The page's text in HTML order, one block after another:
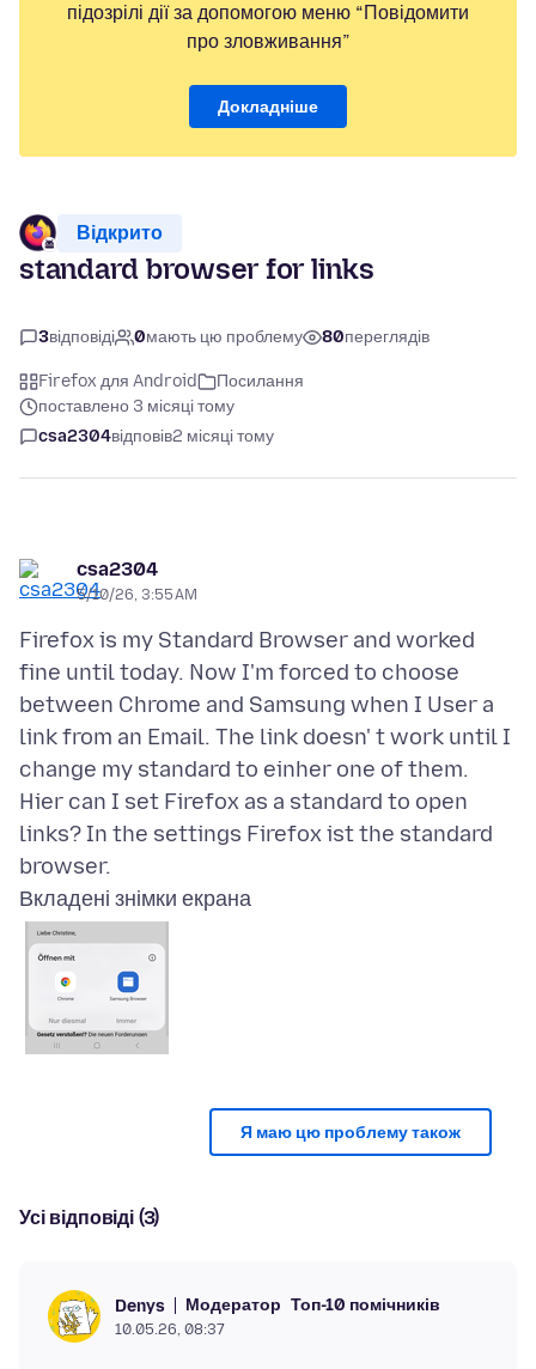
підозрілі дії за допомогою меню “Повідомити
про зловживання”
Докладніше
Відкрито
standard browser for links
3відповіді 0мають цю проблему 80переглядів
Firefox для Android
Посилання
поставлено 3 місяці тому
csa2304відповів2 місяці тому
csa2304
5/10/26, 3:55 AM
Firefox is my Standard Browser and worked
fine until today. Now I'm forced to choose
between Chrome and Samsung when I User a
link from an Email. The link doesn' t work until I
change my standard to einher one of them.
Hier can I set Firefox as a standard to open
links? In the settings Firefox ist the standard
Вкладені знімки екрана
Я маю цю проблему також
Усі відповіді (3)
Denys Модератор Топ-10 помічників
10.05.26, 08:37